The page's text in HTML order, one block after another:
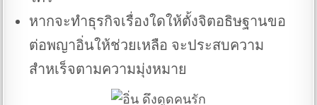
หากจะทำธุรกิจเรื่องใดให้ตั้งจิตอธิษฐานขอ
ต่อพญาอิ่นให้ช่วยเหลือ จะประสบความ
สำหเร็จตามความมุ่งหมาย